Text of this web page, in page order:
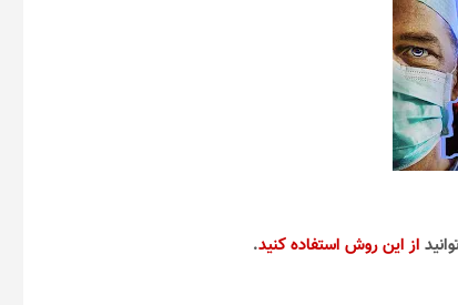
از این روش استفاده کنید.